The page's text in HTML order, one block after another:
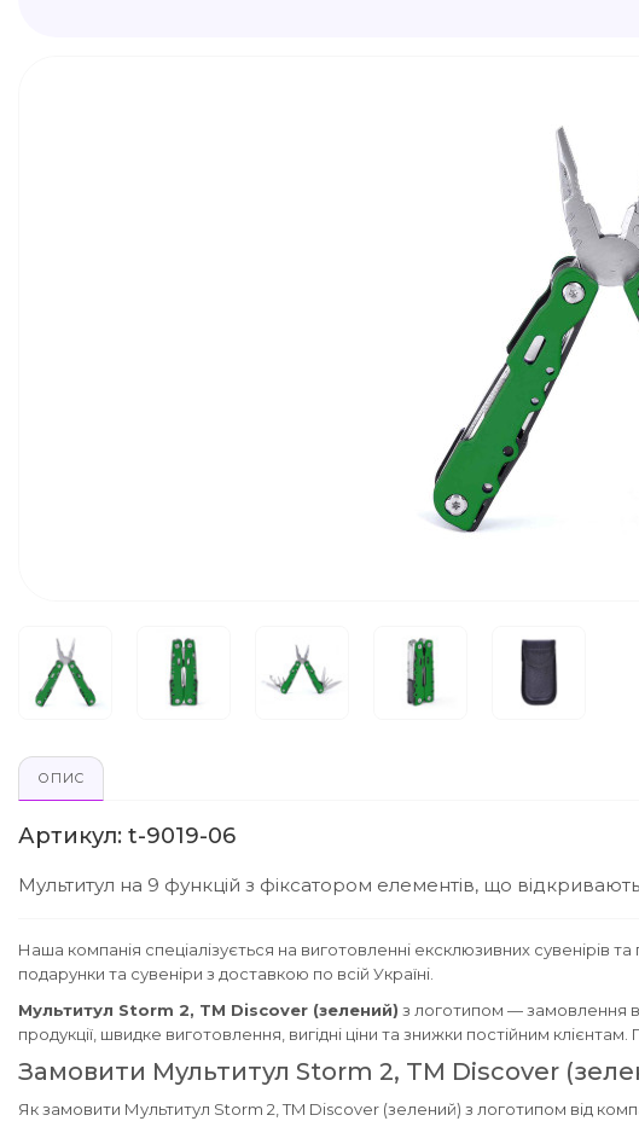
ОПИС
Артикул: t-9019-06
Мультитул на 9 функцій з фіксатором елементів, що
Наша компанія спеціалізується на виготовленні ексклюзивних сувенірів
подарунки та сувеніри з доставкою по всій Україні.
Мультитул Storm 2, TM Discover (зелений) з логотипом — замовлення
продукції, швидке виготовлення, вигідні ціни та знижки постійним
Замовити Мультитул Storm 2, TM Discover
Як замовити Мультитул Storm 2, TM Discover (зелений) з логотипом від